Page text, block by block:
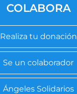
COLABORA
Realiza tu donación
Se un colaborador
Ángeles Solidarios